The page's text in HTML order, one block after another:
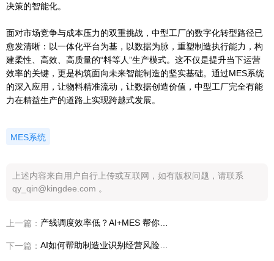
决策的智能化。
面对市场竞争与成本压力的双重挑战，中型工厂的数字化转型路径已
愈发清晰：以一体化平台为基，以数据为脉，重塑制造执行能力，构
建柔性、高效、高质量的“料等人”生产模式。这不仅是提升当下运营
效率的关键，更是构筑面向未来智能制造的坚实基础。通过MES系统
的深入应用，让物料精准流动，让数据创造价值，中型工厂完全有能
力在精益生产的道路上实现跨越式发展。
MES系统
上述内容来自用户自行上传或互联网，如有版权问题，请联系
qy_qin@kingdee.com 。
上一篇：
下一篇：